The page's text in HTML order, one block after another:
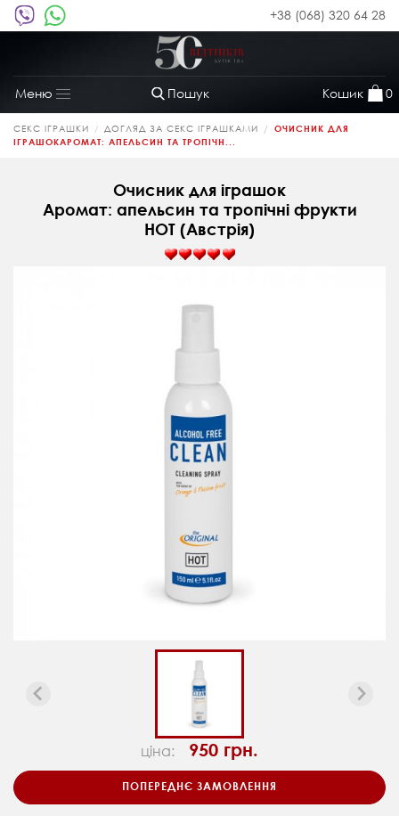
+38 (068) 320 64 28
Пошук Кошик 0
Меню
Toggle
navigation
СЕКС ІГРАШКИ ДОГЛЯД ЗА СЕКС ІГРАШКАМИ
ОЧИСНИК ДЛЯ
ІГРАШОКАРОМАТ: АПЕЛЬСИН ТА ТРОПІЧН...
Очисник для іграшок
Аромат: апельсин та тропічні фрукти
HOT (Австрія)
ціна: 950 грн.
ПОПЕРЕДНЄ ЗАМОВЛЕННЯ